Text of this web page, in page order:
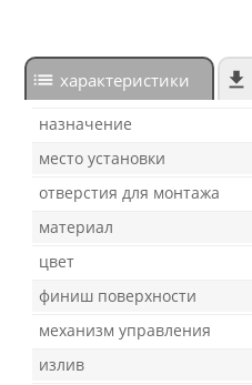
характеристики
назначение
место установки
отверстия для монтажа
материал
цвет
финиш поверхности
механизм управления
излив